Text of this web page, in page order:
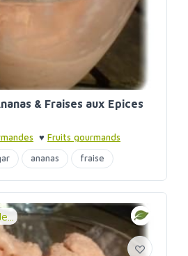
& Fraises aux Epices
♥ Fruits gourmands
ananas fraise
glaces et sorbets